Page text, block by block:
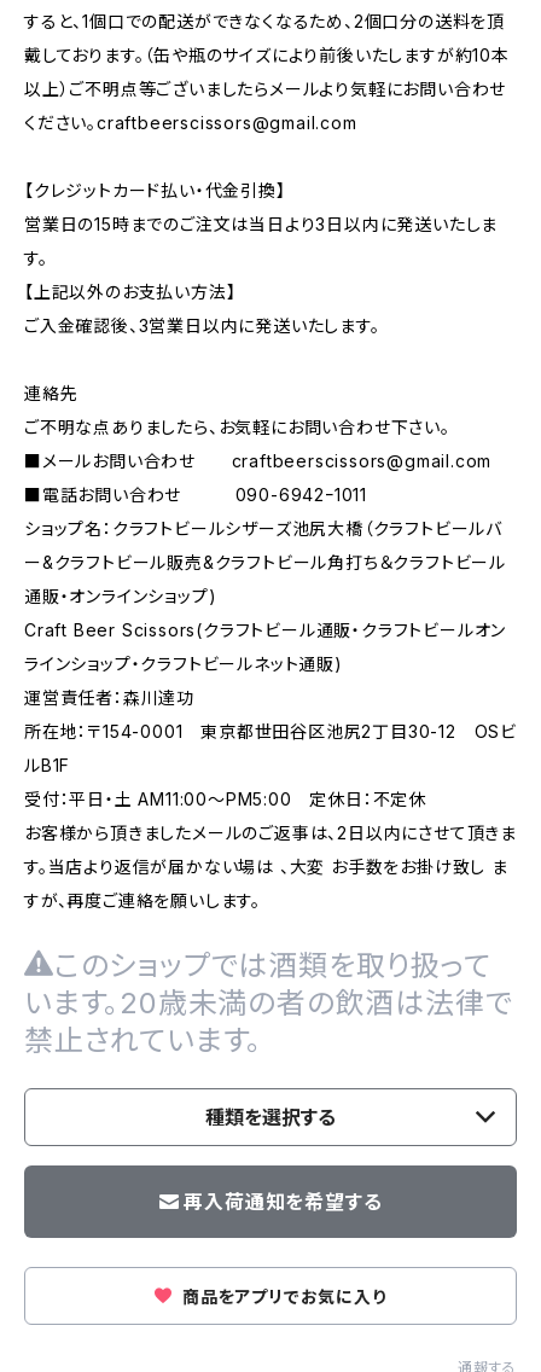
すると、1個口での配送ができなくなるため、2個口分の送料を頂
戴しております。（缶や瓶のサイズにより前後いたしますが約10本
以上）ご不明点等ございましたらメールより気軽にお問い合わせ
ください。craftbeerscissors@gmail.com
【クレジットカード払い・代金引換】
営業日の15時までのご注文は当日より3日以内に発送いたしま
す。
【上記以外のお支払い方法】
ご入金確認後、3営業日以内に発送いたします。
連絡先
ご不明な点ありましたら、お気軽にお問い合わせ下さい。
■メールお問い合わせ craftbeerscissors@gmail.com
■電話お問い合わせ 090-6942ｰ1011
ショップ名：クラフトビールシザーズ池尻大橋（クラフトビールバ
ー&クラフトビール販売&クラフトビール角打ち＆クラフトビール
通販・オンラインショップ)
Craft Beer Scissors(クラフトビール通販・クラフトビールオン
ラインショップ・クラフトビールネット通販)
運営責任者：森川達功
所在地：〒154-0001 東京都世田谷区池尻2丁目30-12 OSビ
ルB1F
受付：平日・土 AM11:00～PM5:00 定休日：不定休
お客様から頂きましたメールのご返事は、2日以内にさせて頂きま
す。当店より返信が届かない場は 、大変 お手数をお掛け致し ま
すが、再度ご連絡を願いします。
このショップでは酒類を取り扱って
います。20歳未満の者の飲酒は法律で
禁止されています。
種類を選択する
再入荷通知を希望する
商品をアプリでお気に入り
通報する